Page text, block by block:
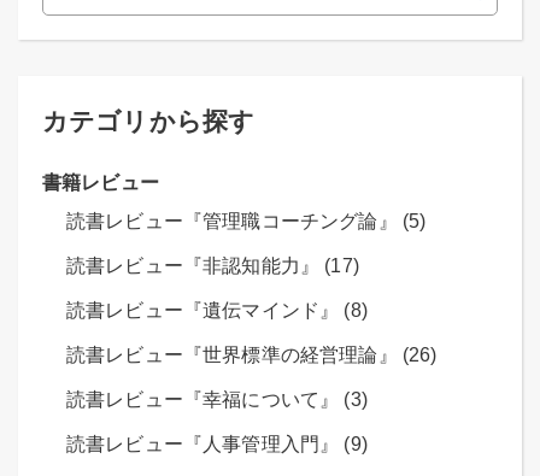
カテゴリから探す
書籍レビュー
読書レビュー『管理職コーチング論』 (5)
読書レビュー『非認知能力』 (17)
読書レビュー『遺伝マインド』 (8)
読書レビュー『世界標準の経営理論』 (26)
読書レビュー『幸福について』 (3)
読書レビュー『人事管理入門』 (9)